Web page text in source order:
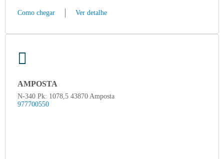
Como chegar Ver detalhe
AMPOSTA
N-340 Pk: 1078,5 43870 Amposta
977700550